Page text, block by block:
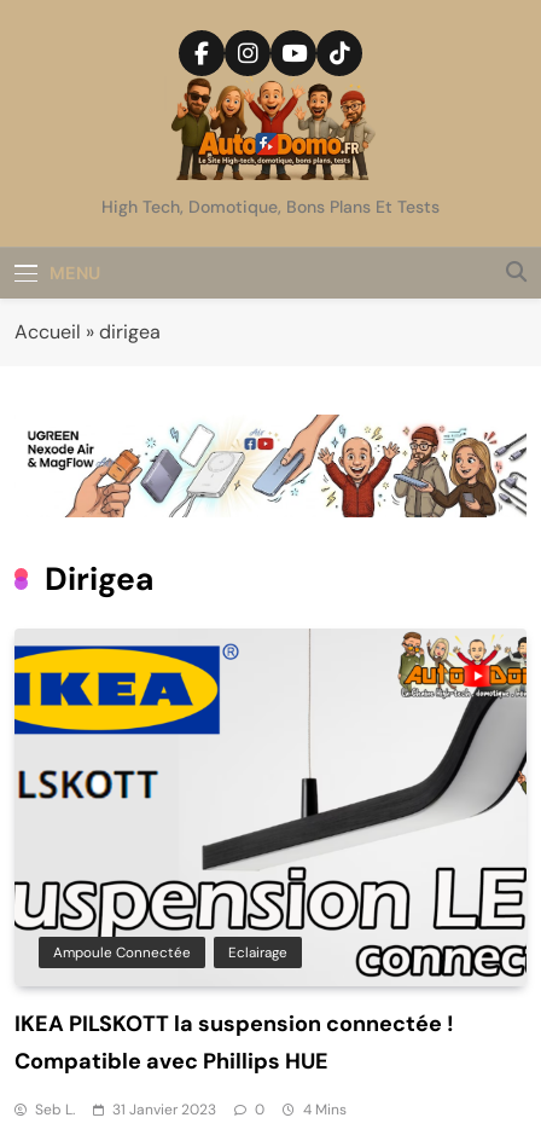
AutoDomo
High Tech, Domotique, Bons Plans Et Tests
MENU
Accueil »dirigea
Dirigea
Ampoule Connectée Eclairage
IKEA PILSKOTT la suspension connectée !
Compatible avec Phillips HUE
Seb L. 31 Janvier 2023 0 4 Mins